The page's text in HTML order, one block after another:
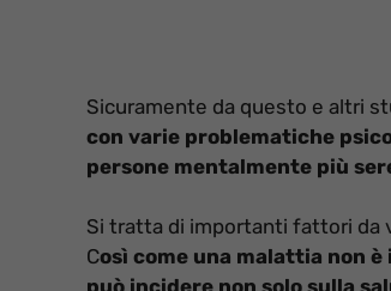
Sicuramente da questo e altri
con varie problematiche
persone mentalmente più
Si tratta di importanti fattori da
Così come una malattia non